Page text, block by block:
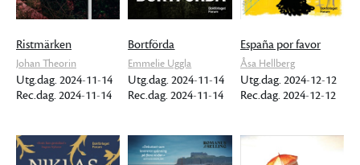
Ristmärken
Johan Theorin
Utg.dag. 2024-11-14
Rec.dag. 2024-11-14
Bortförda
Emmelie Uggla
Utg.dag. 2024-11-14
Rec.dag. 2024-11-14
España por favor
Åsa Hellberg
Utg.dag. 2024-12-12
Rec.dag. 2024-12-12